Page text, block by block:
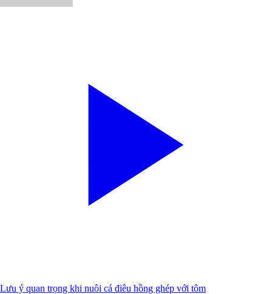
Lưu ý quan trọng khi nuôi cá điêu hồng ghép với tôm